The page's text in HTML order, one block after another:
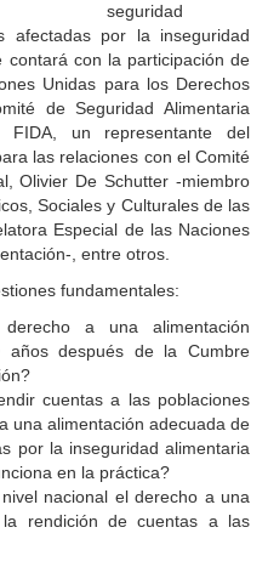
seguridad
afectadas por la inseguridad
contará con la participación de
Unidas para los Derechos
de Seguridad Alimentaria
FIDA, un representante del
las relaciones con el Comité
Olivier De Schutter -miembro
Sociales y Culturales de las
Especial de las Naciones
, entre otros.
fundamentales:
a una alimentación
después de la Cumbre
cuentas a las poblaciones
una alimentación adecuada de
por la inseguridad alimentaria
en la práctica?
nacional el derecho a una
rendición de cuentas a las